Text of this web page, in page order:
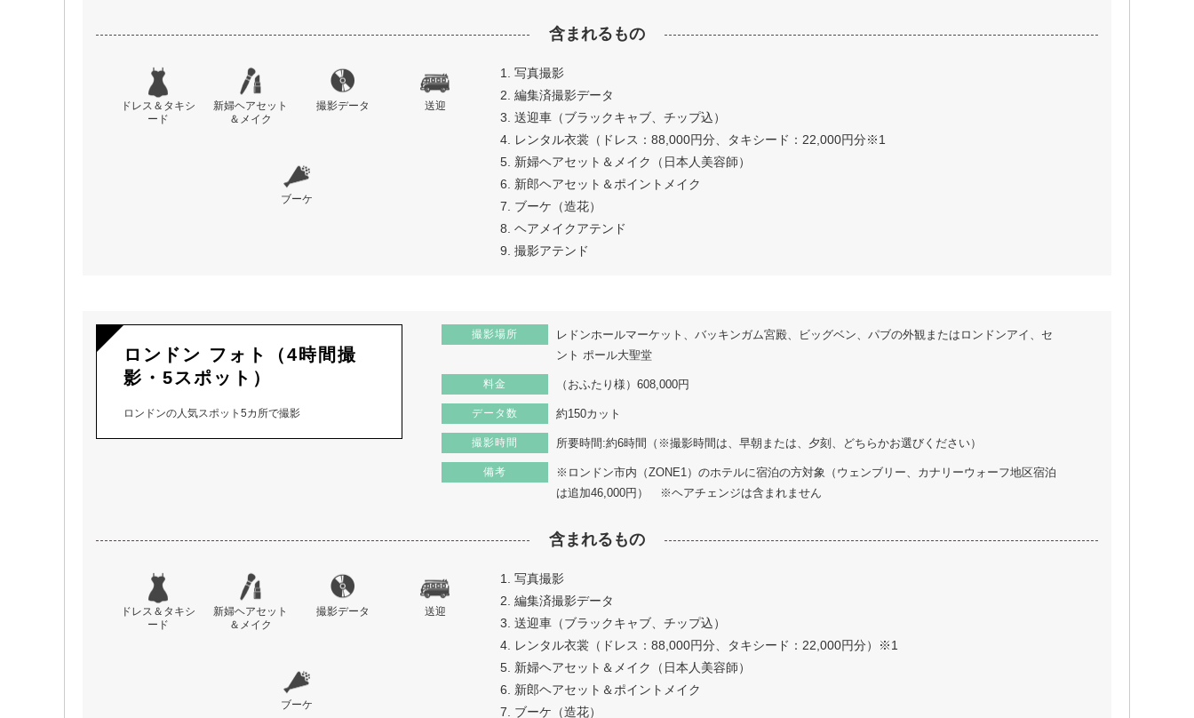
含まれるもの
ドレス＆タキシ
ード
新婦ヘアセット
＆メイク
撮影データ 送迎
ブーケ
1. 写真撮影
2. 編集済撮影データ
3. 送迎車（ブラックキャブ、チップ込）
4. レンタル衣裳（ドレス：88,000円分、タキシード：22,000円分※1
5. 新婦ヘアセット＆メイク（日本人美容師）
6. 新郎ヘアセット＆ポイントメイク
7. ブーケ（造花）
8. ヘアメイクアテンド
9. 撮影アテンド
ロンドン フォト（4時間撮
影・5スポット）
ロンドンの人気スポット5カ所で撮影
撮影場所
レドンホールマーケット、バッキンガム宮殿、ビッグベン、パブの外観またはロンドンアイ、セ
ント ポール大聖堂
料金 （おふたり様）608,000円
データ数 約150カット
撮影時間 所要時間:約6時間（※撮影時間は、早朝または、夕刻、どちらかお選びください）
備考
※ロンドン市内（ZONE1）のホテルに宿泊の方対象（ウェンブリー、カナリーウォーフ地区宿泊
は追加46,000円） ※ヘアチェンジは含まれません
含まれるもの
ドレス＆タキシ
ード
新婦ヘアセット
＆メイク
撮影データ 送迎
ブーケ
1. 写真撮影
2. 編集済撮影データ
3. 送迎車（ブラックキャブ、チップ込）
4. レンタル衣裳（ドレス：88,000円分、タキシード：22,000円分）※1
5. 新婦ヘアセット＆メイク（日本人美容師）
6. 新郎ヘアセット＆ポイントメイク
7. ブーケ（造花）